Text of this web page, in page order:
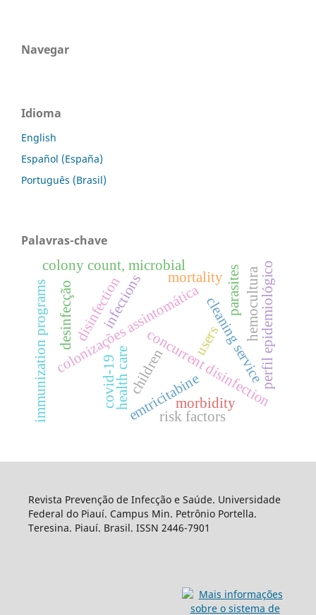
Navegar
Idioma
English
Español (España)
Português (Brasil)
Palavras-chave
covid-19
colonizações assintomática
infections
concurrent disinfection
health care cleaning service
colony count, microbial
disinfection
emtricitabine
perfil epidemiológico
immunization programs users
morbidity
mortality
desinfecção
risk factors
children
hemocultura
parasites
Revista Prevenção de Infecção e Saúde. Universidade
Federal do Piauí. Campus Min. Petrônio Portella.
Teresina. Piauí. Brasil. ISSN 2446-7901